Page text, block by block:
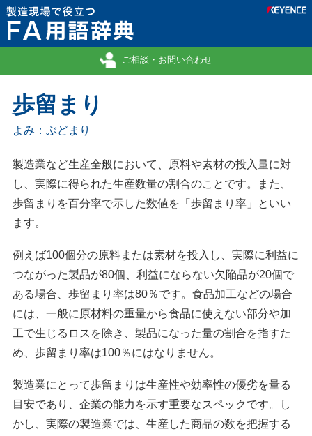
ご相談・お問い合わせ
歩留まり
よみ：ぶどまり
製造業など生産全般において、原料や素材の投入量に対
し、実際に得られた生産数量の割合のことです。また、
歩留まりを百分率で示した数値を「歩留まり率」といい
ます。
例えば100個分の原料または素材を投入し、実際に利益に
つながった製品が80個、利益にならない欠陥品が20個で
ある場合、歩留まり率は80％です。食品加工などの場合
には、一般に原材料の重量から食品に使えない部分や加
工で生じるロスを除き、製品になった量の割合を指すた
め、歩留まり率は100％にはなりません。
製造業にとって歩留まりは生産性や効率性の優劣を量る
目安であり、企業の能力を示す重要なスペックです。し
かし、実際の製造業では、生産した商品の数を把握する